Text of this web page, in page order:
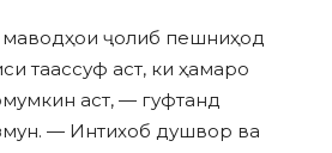
маводҳои ҷолиб пешниҳод
таассуф аст, ки ҳамаро
аст, — гуфтанд
— Интихоб душвор ва